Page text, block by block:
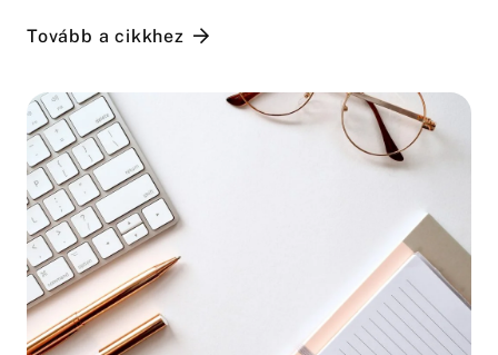
Tovább a cikkhez